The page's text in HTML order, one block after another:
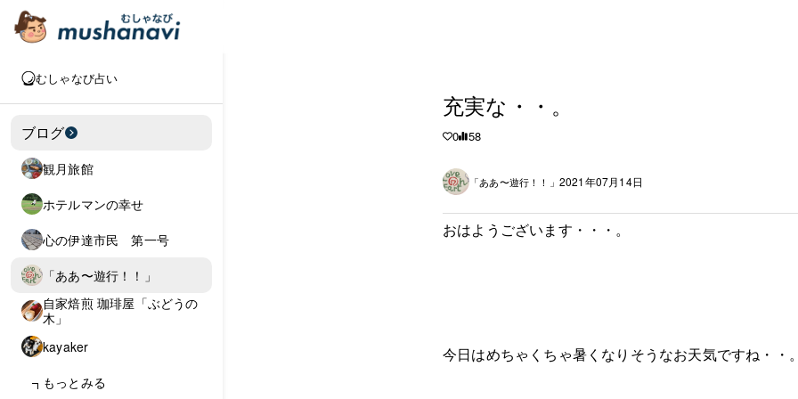
むしゃなび占い
ブログ
観月旅館
ホテルマンの幸せ
心の伊達市民 第一号
「ああ〜遊行！！」
自家焙煎 珈琲屋「ぶどうの
木」
kayaker
もっとみる
充実な・・。
0 58
「ああ〜遊行！！」 2021年07月14日
おはようございます・・・。
今日はめちゃくちゃ暑くなりそうなお天気ですね・・